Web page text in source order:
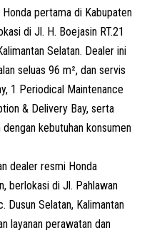
pertama di Kabupaten
di Jl. H. Boejasin RT.21
Selatan. Dealer ini
seluas 96 m², dan servis
1 Periodical Maintenance
& Delivery Bay, serta
kebutuhan konsumen
dealer resmi Honda
berlokasi di Jl. Pahlawan
Dusun Selatan, Kalimantan
layanan perawatan dan